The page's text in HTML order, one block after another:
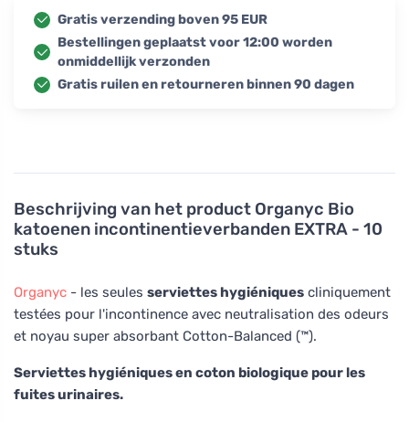
Beschrijving van het product Organyc Bio
katoenen incontinentieverbanden EXTRA - 10
stuks
Organyc - les seules serviettes hygiéniques cliniquement
testées pour l'incontinence avec neutralisation des odeurs
et noyau super absorbant Cotton-Balanced (™).
Serviettes hygiéniques en coton biologique pour les
fuites urinaires.
Gratis verzending boven 95 EUR
Bestellingen geplaatst voor 12:00 worden
onmiddellijk verzonden
Gratis ruilen en retourneren binnen 90 dagen